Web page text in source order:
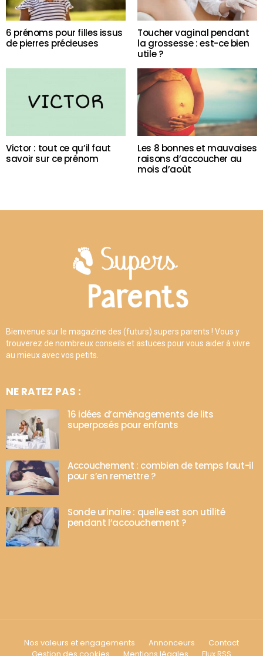
6 prénoms pour filles issus
de pierres précieuses
Toucher vaginal pendant
la grossesse : est-ce bien
utile ?
Victor : tout ce qu’il faut
savoir sur ce prénom
Les 8 bonnes et mauvaises
raisons d’accoucher au
mois d’août
Bienvenue sur le magazine des (futurs) supers parents ! Vous y
trouverez de nombreux conseils et astuces pour vous aider à vivre
au mieux avec vos petits.
NE RATEZ PAS :
16 idées d’aménagements de lits
superposés pour enfants
Accouchement : combien de temps faut-il
pour s’en remettre ?
Sonde urinaire : quelle est son utilité
pendant l’accouchement ?
Nos valeurs et engagements Annonceurs
Contact